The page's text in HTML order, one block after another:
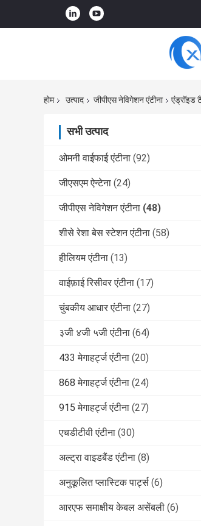
होम उत्पाद जीपीएस नेविगेशन एंटीना एंड्रॉइड
सभी उत्पाद
ओमनी वाईफाई एंटीना (92)
जीएसएम ऐन्टेना (24)
जीपीएस नेविगेशन एंटीना (48)
शीसे रेशा बेस स्टेशन एंटीना (58)
हीलियम एंटीना (13)
वाईफ़ाई रिसीवर एंटीना (17)
चुंबकीय आधार एंटीना (27)
३जी ४जी ५जी एंटीना (64)
433 मेगाहर्ट्ज एंटीना (20)
868 मेगाहर्ट्ज एंटीना (24)
915 मेगाहर्ट्ज एंटीना (27)
एचडीटीवी एंटीना (30)
अल्ट्रा वाइडबैंड एंटीना (8)
अनुकूलित प्लास्टिक पार्ट्स (6)
आरएफ समाक्षीय केबल असेंबली (6)